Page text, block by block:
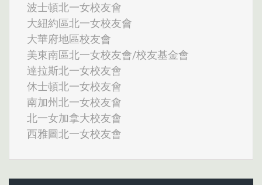
波士頓北一女校友會
大紐約區北一女校友會
大華府地區校友會
美東南區北一女校友會/校友基金會
達拉斯北一女校友會
休士頓北一女校友會
南加州北一女校友會
北一女加拿大校友會
西雅圖北一女校友會